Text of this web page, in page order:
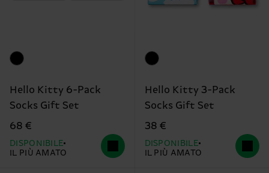
Hello Kitty 6-Pack
Socks Gift Set
68 €
DISPONIBILE
IL PIÙ AMATO
Hello Kitty 3-Pack
Socks Gift Set
38 €
DISPONIBILE
IL PIÙ AMATO